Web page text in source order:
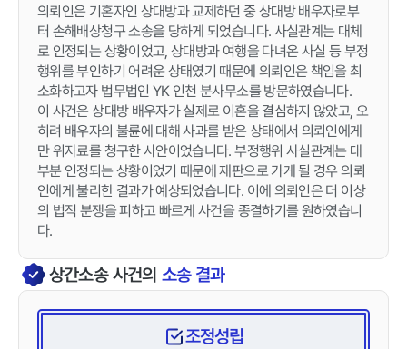
의뢰인은 기혼자인 상대방과 교제하던 중 상대방 배우자로부
터 손해배상청구 소송을 당하게 되었습니다. 사실관계는 대체
로 인정되는 상황이었고, 상대방과 여행을 다녀온 사실 등 부정
행위를 부인하기 어려운 상태였기 때문에 의뢰인은 책임을 최
소화하고자 법무법인 YK 인천 분사무소를 방문하였습니다.
이 사건은 상대방 배우자가 실제로 이혼을 결심하지 않았고, 오
히려 배우자의 불륜에 대해 사과를 받은 상태에서 의뢰인에게
만 위자료를 청구한 사안이었습니다. 부정행위 사실관계는 대
부분 인정되는 상황이었기 때문에 재판으로 가게 될 경우 의뢰
인에게 불리한 결과가 예상되었습니다. 이에 의뢰인은 더 이상
의 법적 분쟁을 피하고 빠르게 사건을 종결하기를 원하였습니
다.
상간소송사건의 소송 결과
조정성립